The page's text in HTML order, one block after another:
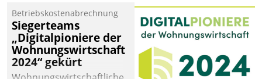
einsehen und ändern
oder
Schadensmeldungen
abgeben – rund um die
Uhr.
Betriebskostenabrechnung
Siegerteams
„Digitalpioniere der
Wohnungswirtschaft
2024“ gekürt